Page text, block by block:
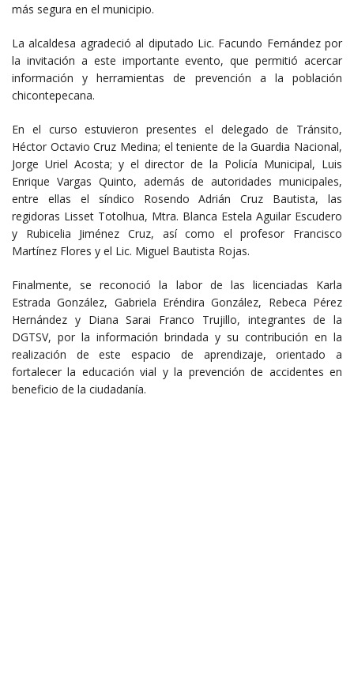
más segura en el municipio.
La alcaldesa agradeció al diputado Lic. Facundo Fernández por
la invitación a este importante evento, que permitió acercar
información y herramientas de prevención a la población
chicontepecana.
En el curso estuvieron presentes el delegado de Tránsito,
Héctor Octavio Cruz Medina; el teniente de la Guardia Nacional,
Jorge Uriel Acosta; y el director de la Policía Municipal, Luis
Enrique Vargas Quinto, además de autoridades municipales,
entre ellas el síndico Rosendo Adrián Cruz Bautista, las
regidoras Lisset Totolhua, Mtra. Blanca Estela Aguilar Escudero
y Rubicelia Jiménez Cruz, así como el profesor Francisco
Martínez Flores y el Lic. Miguel Bautista Rojas.
Finalmente, se reconoció la labor de las licenciadas Karla
Estrada González, Gabriela Eréndira González, Rebeca Pérez
Hernández y Diana Sarai Franco Trujillo, integrantes de la
DGTSV, por la información brindada y su contribución en la
realización de este espacio de aprendizaje, orientado a
fortalecer la educación vial y la prevención de accidentes en
beneficio de la ciudadanía.